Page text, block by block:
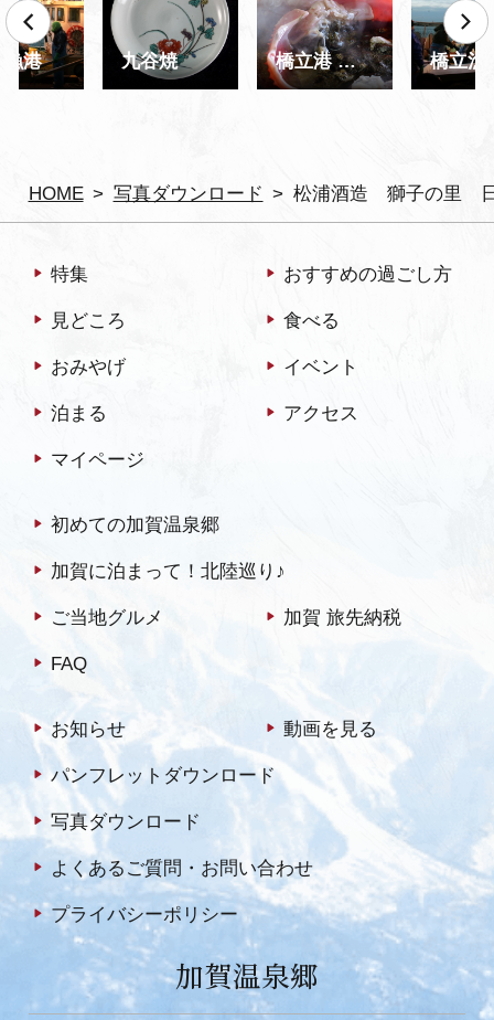
HOME 写真ダウンロード 松浦酒造 獅子の里
漁港 九谷焼 橋立港 ズワイガニ（加能ガニ） 橋立漁
特集 おすすめの過ごし方
見どころ 食べる
おみやげ イベント
泊まる アクセス
マイページ
初めての加賀温泉郷
加賀に泊まって！北陸巡り♪
ご当地グルメ 加賀 旅先納税
FAQ
お知らせ 動画を見る
パンフレットダウンロード
写真ダウンロード
よくあるご質問・お問い合わせ
プライバシーポリシー
加賀温泉郷